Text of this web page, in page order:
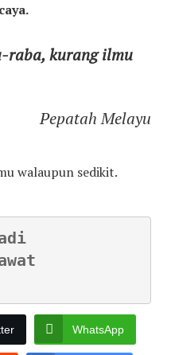
raba, kurang ilmu
Pepatah Melayu
walaupun sedikit.
WhatsApp